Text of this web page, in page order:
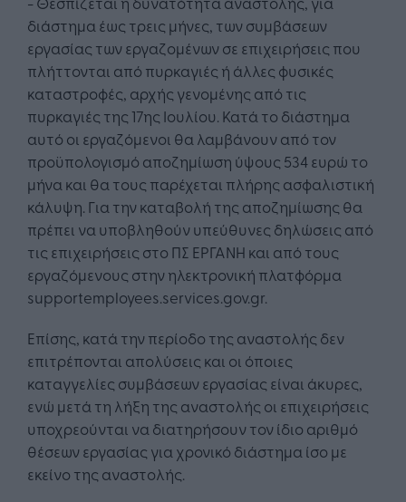
διάστημα έως τρεις μήνες, των συμβάσεων
εργασίας των εργαζομένων σε επιχειρήσεις που
πλήττονται από πυρκαγιές ή άλλες φυσικές
καταστροφές, αρχής γενομένης από τις
πυρκαγιές της 17ης Ιουλίου. Κατά το διάστημα
αυτό οι εργαζόμενοι θα λαμβάνουν από τον
προϋπολογισμό αποζημίωση ύψους 534 ευρώ το
μήνα και θα τους παρέχεται πλήρης ασφαλιστική
κάλυψη. Για την καταβολή της αποζημίωσης θα
πρέπει να υποβληθούν υπεύθυνες δηλώσεις από
τις επιχειρήσεις στο ΠΣ ΕΡΓΑΝΗ και από τους
εργαζόμενους στην ηλεκτρονική πλατφόρμα
supportemployees.services.gov.gr.
Επίσης, κατά την περίοδο της αναστολής δεν
επιτρέπονται απολύσεις και οι όποιες
καταγγελίες συμβάσεων εργασίας είναι άκυρες,
ενώ μετά τη λήξη της αναστολής οι επιχειρήσεις
υποχρεούνται να διατηρήσουν τον ίδιο αριθμό
θέσεων εργασίας για χρονικό διάστημα ίσο με
εκείνο της αναστολής.